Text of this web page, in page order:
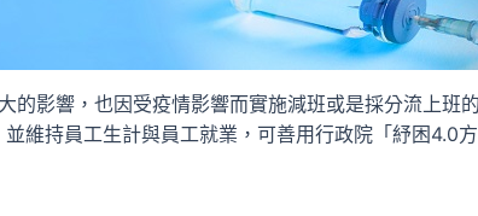
影響，也因受疫情影響而實施減班或是採分流上班
維持員工生計與員工就業，可善用行政院「紓困4.0